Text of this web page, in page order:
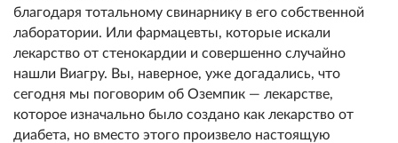
благодаря тотальному свинарнику в его собственной
лаборатории. Или фармацевты, которые искали
лекарство от стенокардии и совершенно случайно
нашли Виагру. Вы, наверное, уже догадались, что
сегодня мы поговорим об Оземпик — лекарстве,
которое изначально было создано как лекарство от
диабета, но вместо этого произвело настоящую